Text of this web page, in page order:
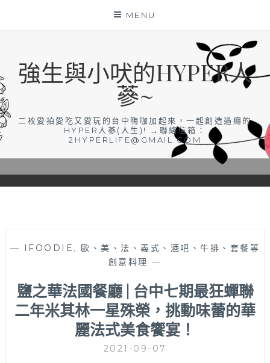
MENU
強生與小吠的HYPER人
蔘~
二枚愛拍愛吃又愛玩的台中嗨咖加起來，一起創造過癮的
HYPER人蔘(人生)! →聯絡信箱：
2HYPERLIFE@GMAIL.COM
— IFOODIE ,歐、美、法、義式、酒吧、牛排、套餐等
創意料理 —
鹽之華法國餐廳 | 台中七期最狂蟬聯
二年米其林一星殊榮，挑動味蕾的華
麗法式美食饗宴！
2021-09-07